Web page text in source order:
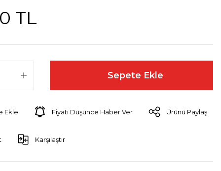
TL
Sepete Ekle
Fiyatı Düşünce Haber Ver Ürünü Paylaş
Karşılaştır